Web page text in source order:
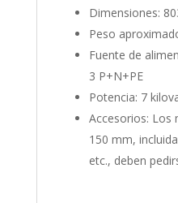
Dimensiones:
Peso
Fuente de
3 P+N+PE
Potencia: 7
Accesorios:
150 mm,
etc., deben